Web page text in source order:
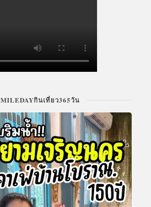
MILEDAYกินเที่ยว365วัน